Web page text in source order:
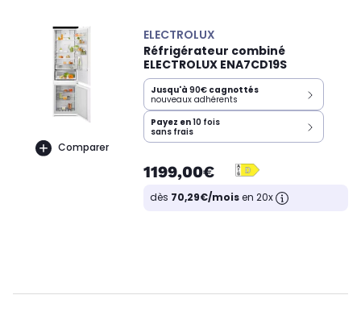
Comparer
ELECTROLUX
Réfrigérateur combiné
ELECTROLUX ENA7CD19S
Jusqu'à 90€ cagnottés
nouveaux adhérents
Payez en10 fois
sans frais
1199,00€
dès 70,29€/moisen 20x